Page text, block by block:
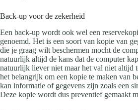
Back-up voor de zekerheid
Een back-up wordt ook wel een
genoemd. Het is een soort van kopie van
die je graag wilt beschermen mocht de
natuurlijk altijd de kans dat de computer
natuurlijk liever niet maar het val niet altijd
het belangrijk om een kopie te maken van
kan informatie of gegevens zijn zoals een
Deze kopie wordt dus preventief gemaakt